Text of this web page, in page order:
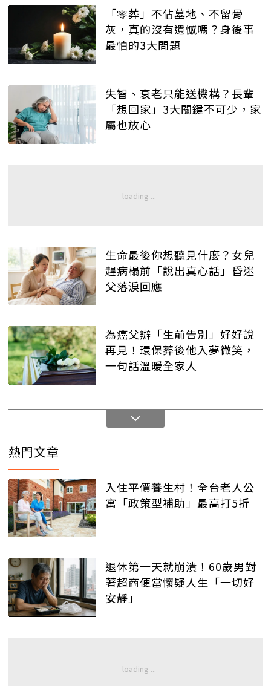
「零葬」不佔墓地、不留骨
灰，真的沒有遺憾嗎？身後事
最怕的3大問題
失智、衰老只能送機構？長輩
「想回家」3大關鍵不可少，家
屬也放心
生命最後你想聽見什麼？女兒
趕病榻前「說出真心話」昏迷
父落淚回應
為癌父辦「生前告別」好好說
再見！環保葬後他入夢微笑，
一句話溫暖全家人
熱門文章
入住平價養生村！全台老人公
寓「政策型補助」最高打5折
退休第一天就崩潰！60歲男對
著超商便當懷疑人生「一切好
安靜」